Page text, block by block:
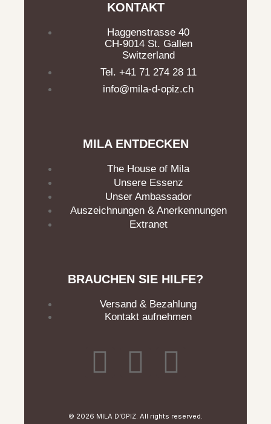
KONTAKT
Haggenstrasse 40
CH-9014 St. Gallen
Switzerland
Tel. +41 71 274 28 11
info@mila-d-opiz.ch
MILA ENTDECKEN
The House of Mila
Unsere Essenz
Unser Ambassador
Auszeichnungen & Anerkennungen
Extranet
BRAUCHEN SIE HILFE?
Versand & Bezahlung
Kontakt aufnehmen
F
I
L
© 2026 MILA D’OPIZ. All rights reserved.